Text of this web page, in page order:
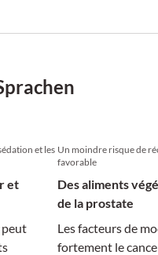
et les
et
Un moindre risque de
favorable
Des aliments
de la prostate
Les facteurs de
fortement le